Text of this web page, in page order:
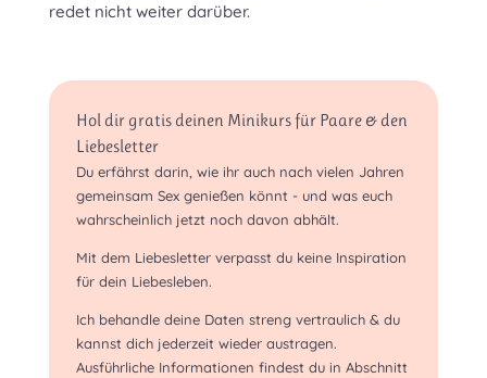
redet nicht weiter darüber.
Hol dir gratis deinen Minikurs für Paare & den
Liebesletter
Du erfährst darin, wie ihr auch nach vielen Jahren
gemeinsam Sex genießen könnt - und was euch
wahrscheinlich jetzt noch davon abhält.
Mit dem Liebesletter verpasst du keine Inspiration
für dein Liebesleben.
Ich behandle deine Daten streng vertraulich & du
kannst dich jederzeit wieder austragen.
Ausführliche Informationen findest du in Abschnitt